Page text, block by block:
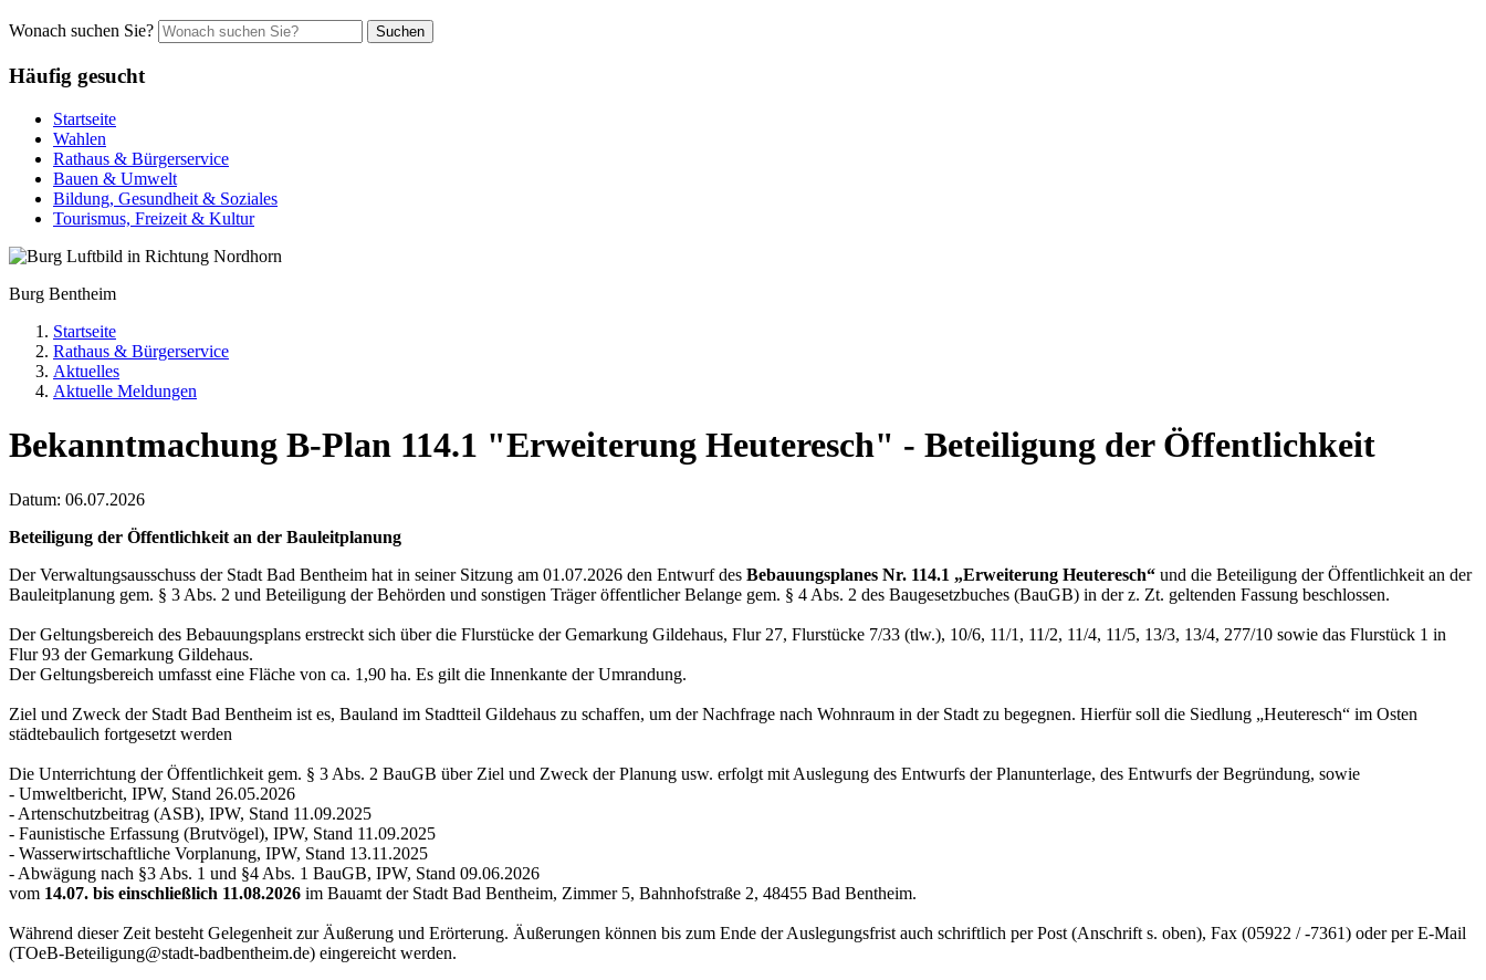
Wonach suchen Sie? Suchen
Häufig gesucht
Startseite
Wahlen
Rathaus & Bürgerservice
Bauen & Umwelt
Bildung, Gesundheit & Soziales
Tourismus, Freizeit & Kultur
Burg Bentheim
Startseite
Rathaus & Bürgerservice
Aktuelles
Aktuelle Meldungen
Bekanntmachung B-Plan 114.1 "Erweiterung Heuteresch" - Beteiligung der Öffentlichkeit
Datum: 06.07.2026
Beteiligung der Öffentlichkeit an der Bauleitplanung
Der Verwaltungsausschuss der Stadt Bad Bentheim hat in seiner Sitzung am 01.07.2026 den Entwurf des Bebauungsplanes Nr. 114.1 „Erweiterung Heuteresch“ und die Beteiligung der Öffentlichkeit an der
Bauleitplanung gem. § 3 Abs. 2 und Beteiligung der Behörden und sonstigen Träger öffentlicher Belange gem. § 4 Abs. 2 des Baugesetzbuches (BauGB) in der z. Zt. geltenden Fassung beschlossen.
Der Geltungsbereich des Bebauungsplans erstreckt sich über die Flurstücke der Gemarkung Gildehaus, Flur 27, Flurstücke 7/33 (tlw.), 10/6, 11/1, 11/2, 11/4, 11/5, 13/3, 13/4, 277/10 sowie das Flurstück 1 in
Flur 93 der Gemarkung Gildehaus.
Der Geltungsbereich umfasst eine Fläche von ca. 1,90 ha. Es gilt die Innenkante der Umrandung.
Ziel und Zweck der Stadt Bad Bentheim ist es, Bauland im Stadtteil Gildehaus zu schaffen, um der Nachfrage nach Wohnraum in der Stadt zu begegnen. Hierfür soll die Siedlung „Heuteresch“ im Osten
städtebaulich fortgesetzt werden
Die Unterrichtung der Öffentlichkeit gem. § 3 Abs. 2 BauGB über Ziel und Zweck der Planung usw. erfolgt mit Auslegung des Entwurfs der Planunterlage, des Entwurfs der Begründung, sowie
- Umweltbericht, IPW, Stand 26.05.2026
- Artenschutzbeitrag (ASB), IPW, Stand 11.09.2025
- Faunistische Erfassung (Brutvögel), IPW, Stand 11.09.2025
- Wasserwirtschaftliche Vorplanung, IPW, Stand 13.11.2025
- Abwägung nach §3 Abs. 1 und §4 Abs. 1 BauGB, IPW, Stand 09.06.2026
vom 14.07. bis einschließlich 11.08.2026 im Bauamt der Stadt Bad Bentheim, Zimmer 5, Bahnhofstraße 2, 48455 Bad Bentheim.
Während dieser Zeit besteht Gelegenheit zur Äußerung und Erörterung. Äußerungen können bis zum Ende der Auslegungsfrist auch schriftlich per Post (Anschrift s. oben), Fax (05922 / -7361) oder per E-Mail
(TOeB-Beteiligung@stadt-badbentheim.de) eingereicht werden.